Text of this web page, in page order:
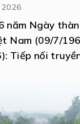
năm Ngày
7/1960 –
Tiếp nối